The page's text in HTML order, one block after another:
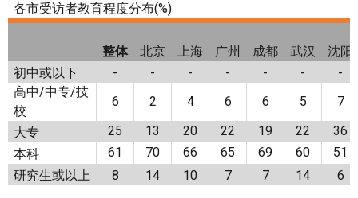
各市受访者教育程度分布(%)
整体 北京 上海 广州 成都 武汉
沈阳
初中或以下
- - - - - -
-
高中/中专/技
校
6 2 4 6 6 5 7
大专 25 13 20 22 19 22
36
本科
61 70 66 65 69 60
51
研究生或以上
8 14 10 7 7 14 6